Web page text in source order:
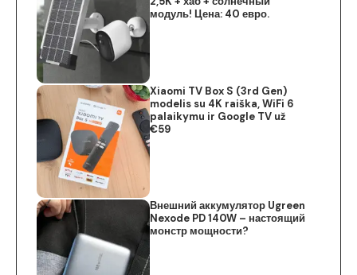
модуль! Цена: 40 евро.
Xiaomi TV Box S (3rd Gen)
modelis su 4K raiška, WiFi 6
palaikymu ir Google TV už
€59
Внешний аккумулятор Ugreen
Nexode PD 140W – настоящий
монстр мощности?